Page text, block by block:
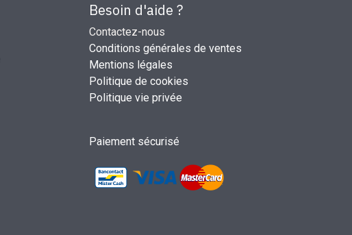
Besoin d'aide ?
Contactez-nous
Conditions générales de ventes
Mentions légales
Politique de cookies
Politique vie privée
Paiement sécurisé